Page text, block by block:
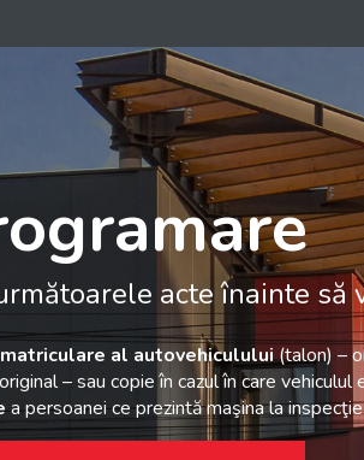
acte înainte să
al autovehiculului(talon) –
– sau copie în cazul în care
a persoanei ce prezintă maşina la